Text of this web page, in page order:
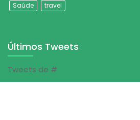
Saúde
travel
Últimos Tweets
Tweets de #